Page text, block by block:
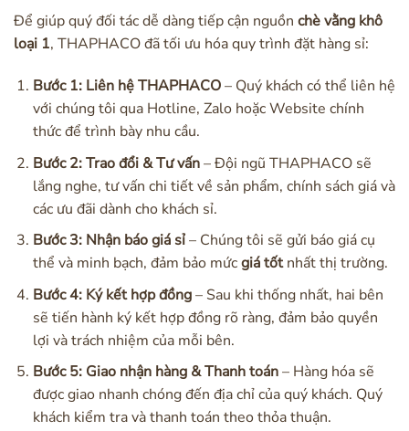
Để giúp quý đối tác dễ dàng tiếp cận nguồn chè vằng khô
loại 1, THAPHACO đã tối ưu hóa quy trình đặt hàng sỉ:
Bước 1: Liên hệ THAPHACO– Quý khách có thể liên hệ
với chúng tôi qua Hotline, Zalo hoặc Website chính
thức để trình bày nhu cầu.
Bước 2: Trao đổi & Tư vấn– Đội ngũ THAPHACO sẽ
lắng nghe, tư vấn chi tiết về sản phẩm, chính sách giá và
các ưu đãi dành cho khách sỉ.
Bước 3: Nhận báo giá sỉ– Chúng tôi sẽ gửi báo giá cụ
thể và minh bạch, đảm bảo mứcgiá tốtnhất thị trường.
Bước 4: Ký kết hợp đồng– Sau khi thống nhất, hai bên
sẽ tiến hành ký kết hợp đồng rõ ràng, đảm bảo quyền
lợi và trách nhiệm của mỗi bên.
Bước 5: Giao nhận hàng & Thanh toán– Hàng hóa sẽ
được giao nhanh chóng đến địa chỉ của quý khách. Quý
khách kiểm tra và thanh toán theo thỏa thuận.